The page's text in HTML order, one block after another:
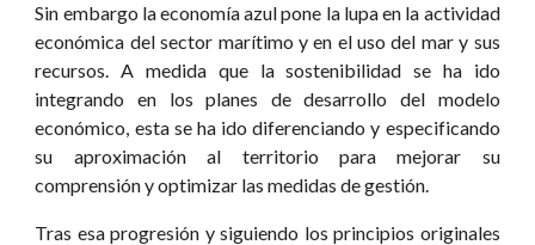
Sin embargo la economía azul pone la lupa en la actividad
económica del sector marítimo y en el uso del mar y sus
recursos. A medida que la sostenibilidad se ha ido
integrando en los planes de desarrollo del modelo
económico, esta se ha ido diferenciando y especificando
su aproximación al territorio para mejorar su
comprensión y optimizar las medidas de gestión.
Tras esa progresión y siguiendo los principios originales